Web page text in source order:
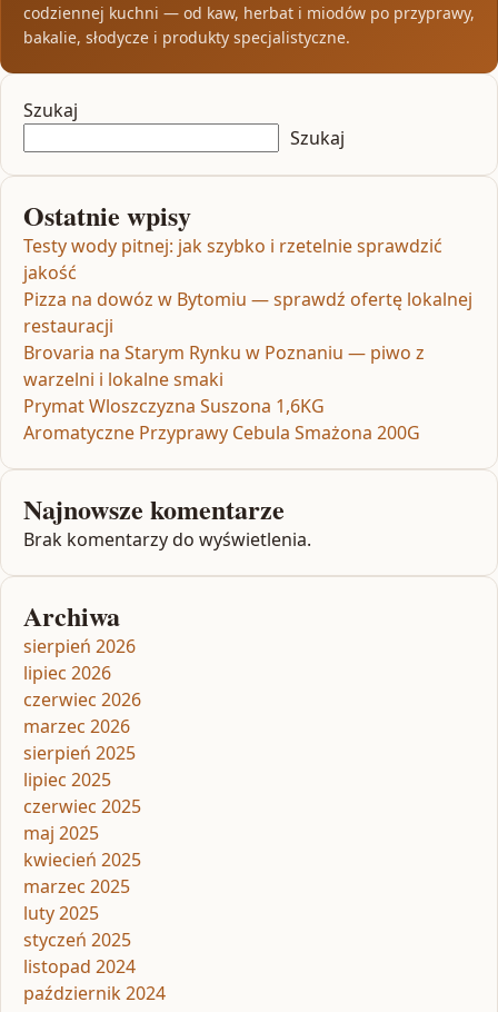
codziennej kuchni — od kaw, herbat i miodów po przyprawy,
bakalie, słodycze i produkty specjalistyczne.
Szukaj
Szukaj
Ostatnie wpisy
Testy wody pitnej: jak szybko i rzetelnie sprawdzić
jakość
Pizza na dowóz w Bytomiu — sprawdź ofertę lokalnej
restauracji
Brovaria na Starym Rynku w Poznaniu — piwo z
warzelni i lokalne smaki
Prymat Wloszczyzna Suszona 1,6KG
Aromatyczne Przyprawy Cebula Smażona 200G
Najnowsze komentarze
Brak komentarzy do wyświetlenia.
Archiwa
sierpień 2026
lipiec 2026
czerwiec 2026
marzec 2026
sierpień 2025
lipiec 2025
czerwiec 2025
maj 2025
kwiecień 2025
marzec 2025
luty 2025
styczeń 2025
listopad 2024
październik 2024